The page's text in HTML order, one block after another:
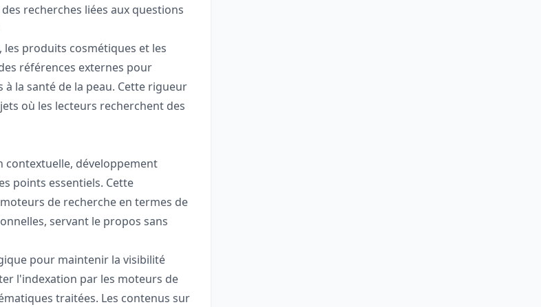
recherches liées aux questions
les produits cosmétiques et les
références externes pour
la santé de la peau. Cette rigueur
où les lecteurs recherchent des
développement
points essentiels. Cette
de recherche en termes de
servant le propos sans
pour maintenir la visibilité
l'indexation par les moteurs de
traitées. Les contenus sur